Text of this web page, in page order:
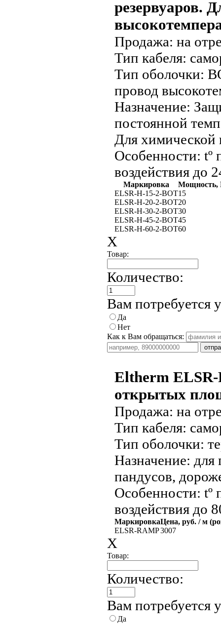
резервуаров.
Продажа: на
Тип кабеля:
Тип оболочки:
провод
Назначение:
постоянной
Для химической
Особенности: tº
воздействия до
Маркировка
Мощность,
ELSR-H-15-2-BOT15
ELSR-H-20-2-BOT20
ELSR-H-30-2-BOT30
ELSR-H-45-2-BOT45
ELSR-H-60-2-BOT60
X
Товар:
Количество:
Вам потребуется
Да
Нет
Как к Вам обращаться:
Eltherm ELSR-
открытых
Продажа: на
Тип кабеля:
Тип оболочки:
Назначение: для
пандусов,
Особенности: tº
воздействия до
МаркировкаЦена, руб. / м
ELSR-RAMP3007
X
Товар:
Количество:
Вам потребуется
Да